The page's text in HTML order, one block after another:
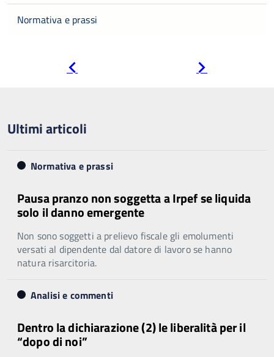
Normativa e prassi
Ultimi articoli
Normativa e prassi
Pausa pranzo non soggetta a Irpef se liquida
solo il danno emergente
Non sono soggetti a prelievo fiscale gli emolumenti
versati al dipendente dal datore di lavoro se hanno
natura risarcitoria.
Analisi e commenti
Dentro la dichiarazione (2) le liberalità per il
“dopo di noi”